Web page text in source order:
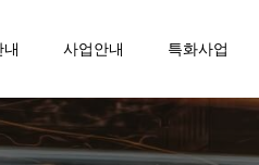
사업안내 특화사업